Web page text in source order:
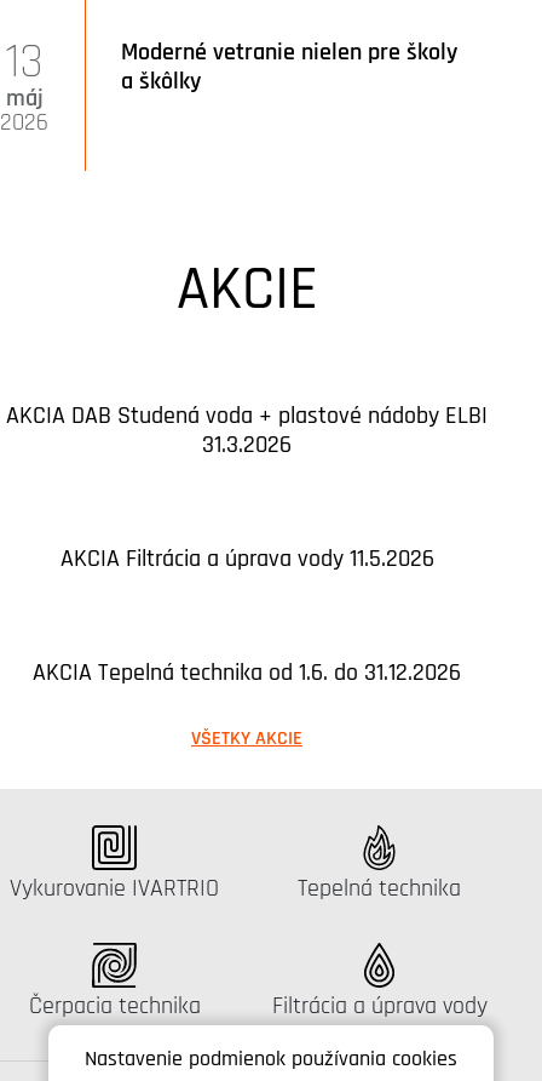
Nastavenie podmienok používania cookies
Moderné vetranie nielen pre školy
a škôlky
13
máj
2026
AKCIE
AKCIA DAB Studená voda + plastové nádoby ELBI
31.3.2026
AKCIA Filtrácia a úprava vody 11.5.2026
AKCIA Tepelná technika od 1.6. do 31.12.2026
VŠETKY AKCIE
Katalógus:
Vykurovanie IVARTRIO Katalógus:
Tepelná technika
Katalógus:
Čerpacia technika Katalógus:
Filtrácia a úprava vody